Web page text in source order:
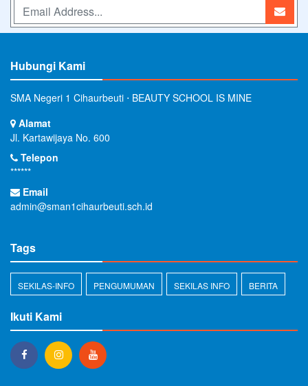
Hubungi Kami
SMA Negeri 1 Cihaurbeuti ⋅ BEAUTY SCHOOL IS MINE
Alamat
Jl. Kartawijaya No. 600
Telepon
******
Email
admin@sman1cihaurbeuti.sch.id
Tags
SEKILAS-INFO PENGUMUMAN SEKILAS INFO BERITA
Ikuti Kami